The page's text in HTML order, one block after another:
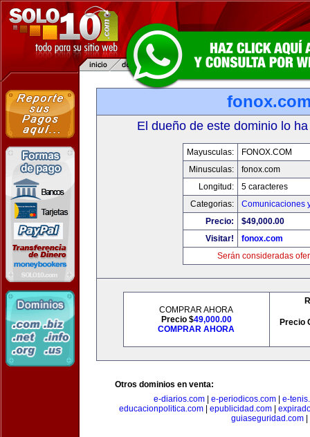
El dueño de este dominio lo
Mayusculas:
FONOX.COM
Minusculas:
fonox.com
Longitud:
5 caracteres
Categorias:
Comunicaciones
Precio:
$49,000.00
Visitar!
fonox.com
Serán consideradas
COMPRAR AHORA
Precio $49,000.00
COMPRAR AHORA
Precio
Otros dominios en venta:
e-diarios.com
e-periodicos.com
e-
educacionpolitica.com
epublicidad.com
guiaseguridad.com|